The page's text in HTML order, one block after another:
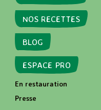
NOS RECETTES
BLOG
ESPACE PRO
En restauration
Presse